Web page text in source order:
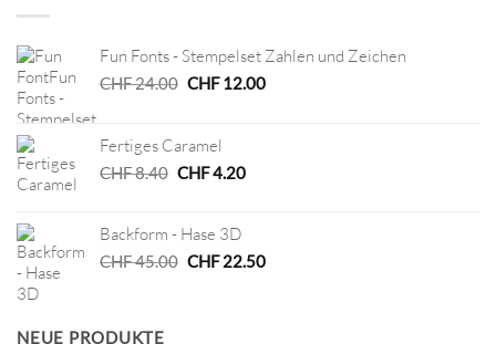
Fun Fonts - Stempelset Zahlen und Zeichen
CHF24.00 Ursprünglicher
CHF 24.00
CHF12.00Aktueller
Fertiges Caramel
CHF8.40 Ursprünglicher
CHF 8.40
CHF4.20Aktueller
Backform - Hase 3D
CHF45.00 Ursprünglicher
CHF22.50Aktueller
NEUE PRODUKTE